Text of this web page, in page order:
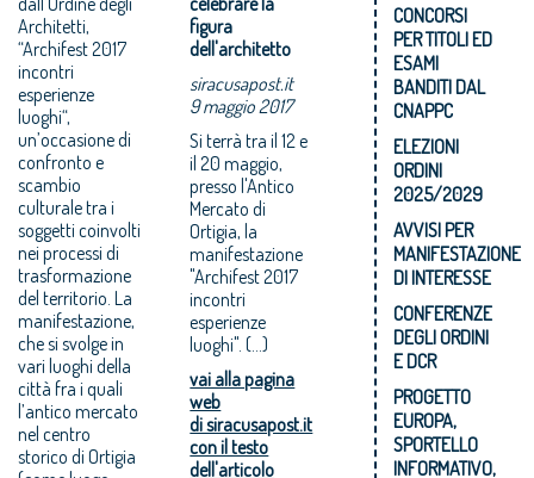
Architetti,
“Archifest 2017
incontri
esperienze
luoghi“,
un’occasione di
confronto e
scambio
culturale tra i
soggetti coinvolti
nei processi di
trasformazione
del territorio. La
manifestazione,
che si svolge in
vari luoghi della
città fra i quali
l’antico mercato
nel centro
storico di Ortigia
figura
dell'architetto
siracusapost.it
9 maggio 2017
Si terrà tra il 12 e
il 20 maggio,
presso l'Antico
Mercato di
Ortigia, la
manifestazione
"Archifest 2017
incontri
esperienze
luoghi". (...)
vai alla pagina
web
di siracusapost.it
con il testo
dell'articolo
CONCORSI
PER TITOLI ED
ESAMI
BANDITI DAL
CNAPPC
ELEZIONI
ORDINI
2025/2029
AVVISI PER
MANIFESTAZIONE
DI INTERESSE
CONFERENZE
DEGLI ORDINI
E DCR
PROGETTO
EUROPA,
SPORTELLO
INFORMATIVO,